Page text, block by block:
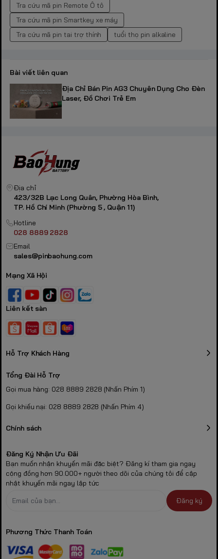
Tra cứu mã pin Remote Ô tô
Tra cứu mã pin Smartkey xe máy
Tra cứu mã pin tai trợ thính
tuổi thọ pin alkaline
Bài viết liên quan
Địa Chỉ Bán Pin AG3 Chuyên Dụng Cho Đèn
Laser, Đồ Chơi Trẻ Em
Địa chỉ
423/32B Lạc Long Quân, Phường Hòa Bình,
TP. Hồ Chí Minh (Phường 5 , Quận 11)
Hotline
028 8889 2828
Email
sales@pinbaohung.com
Mạng Xã Hội
Liên kết sàn
Hỗ Trợ Khách Hàng
Tổng Đài Hỗ Trợ
Gọi mua hàng: 028 8889 2828 (Nhấn Phím 1)
Gọi khiếu nại: 028 8889 2828 (Nhấn Phím 4)
Chính sách
Đăng Ký Nhận Ưu Đãi
Bạn muốn nhận khuyến mãi đặc biệt? Đăng kí tham gia ngay
cộng đồng hơn 90.000+ người theo dõi của chúng tôi để cập
nhật khuyến mãi ngay lập tức
Đăng ký
Phương Thức Thanh Toán